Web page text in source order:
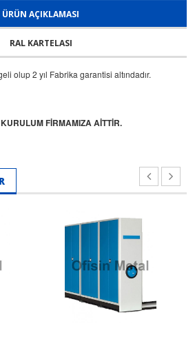
ÜRÜN AÇIKLAMASI
RAL KARTELASI
olup 2 yıl Fabrika garantisi altındadır.
FİRMAMIZA AİTTİR.